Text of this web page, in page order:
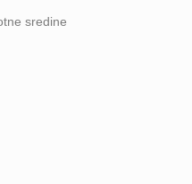
sredine